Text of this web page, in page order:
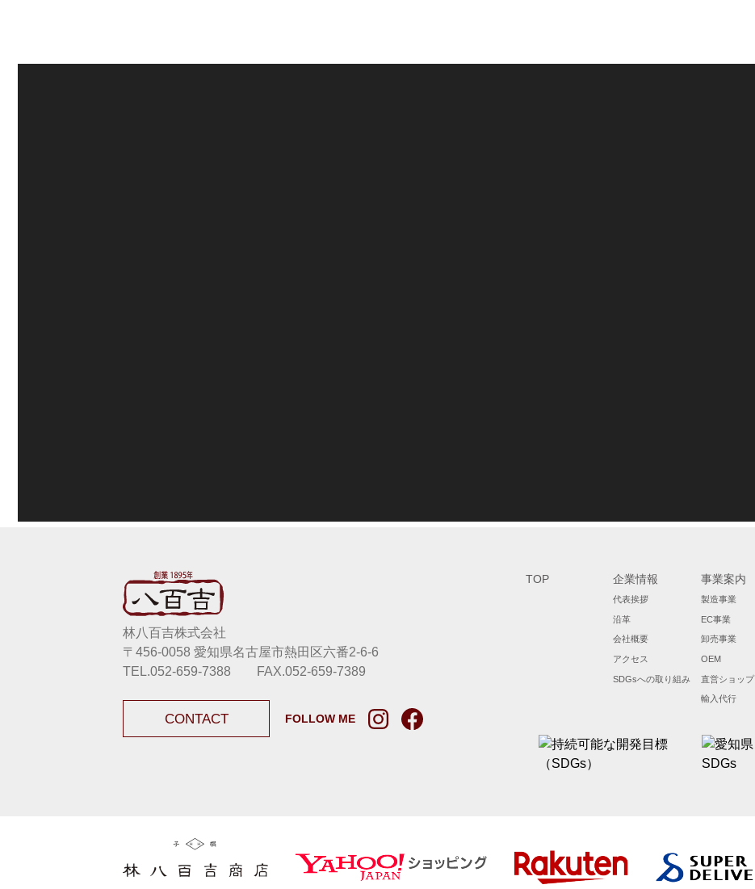
林八百吉株式会社
〒456-0058 愛知県名古屋市熱田区六番2-6-6
TEL.052-659-7388 FAX.052-659-7389
CONTACT FOLLOW ME
TOP 企業情報
代表挨拶
沿革
会社概要
アクセス
SDGsへの取り組み
事業案内
製造事業
EC事業
卸売事業
OEM
直営ショップ
輸入代行